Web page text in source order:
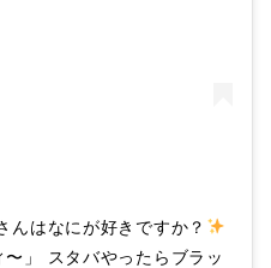
んはなにが好きですか？
〜」 スタバやったらブラッ